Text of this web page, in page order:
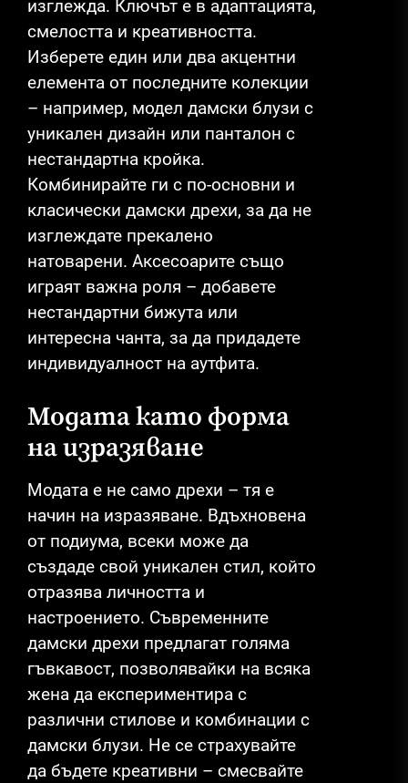
изглежда. Ключът е в адаптацията,
смелостта и креативността.
Изберете един или два акцентни
елемента от последните колекции
– например, модел дамски блузи с
уникален дизайн или панталон с
нестандартна кройка.
Комбинирайте ги с по-основни и
класически дамски дрехи, за да не
изглеждате прекалено
натоварени. Аксесоарите също
играят важна роля – добавете
нестандартни бижута или
интересна чанта, за да придадете
индивидуалност на аутфита.
Модата като форма
на изразяване
Модата е не само дрехи – тя е
начин на изразяване. Вдъхновена
от подиума, всеки може да
създаде свой уникален стил, който
отразява личността и
настроението. Съвременните
дамски дрехи предлагат голяма
гъвкавост, позволявайки на всяка
жена да експериментира с
различни стилове и комбинации с
дамски блузи. Не се страхувайте
да бъдете креативни – смесвайте